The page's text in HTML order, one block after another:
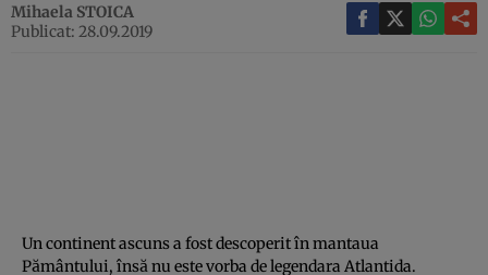
Mihaela STOICA
Publicat: 28.09.2019
Un continent ascuns a fost descoperit în mantaua
Pământului, însă nu este vorba de legendara Atlantida.